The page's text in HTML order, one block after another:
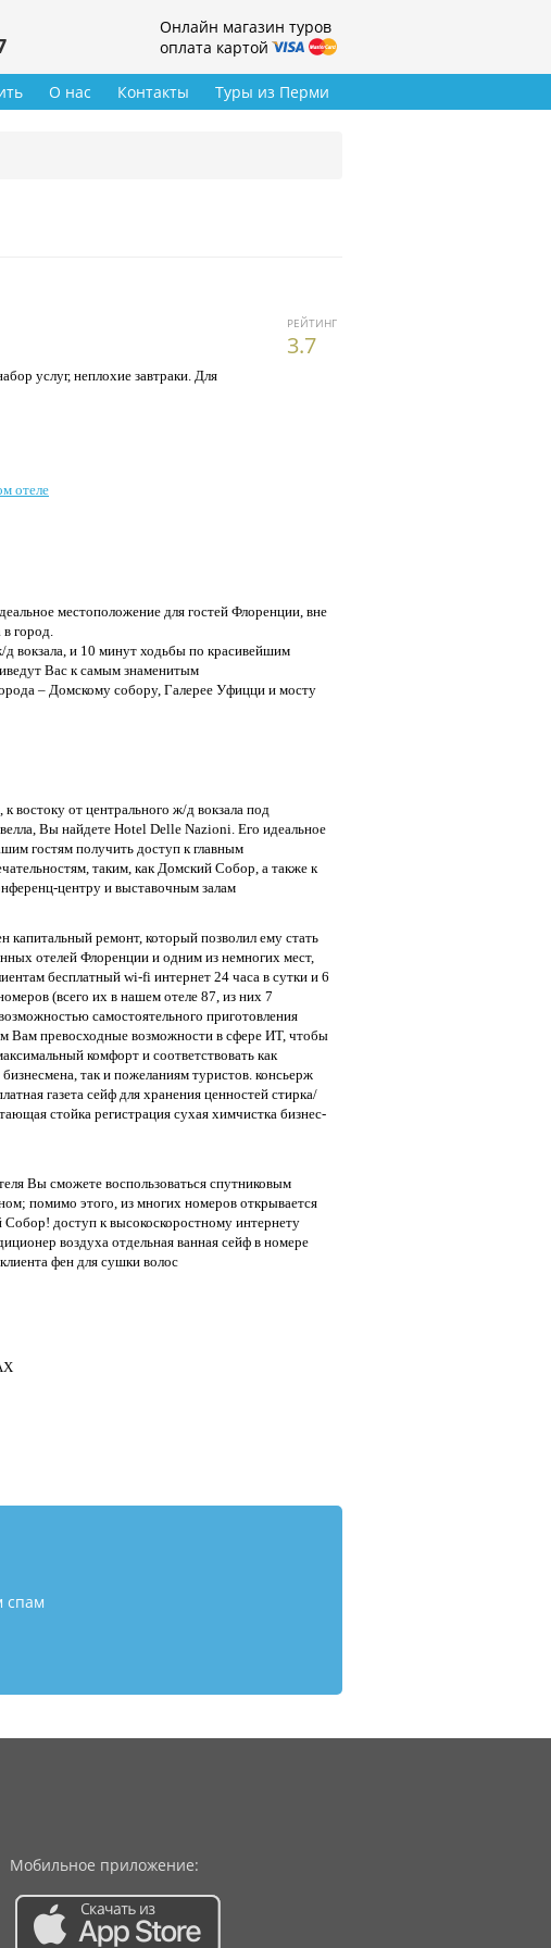
Онлайн магазин туров
оплата картой
Туры из Перми
О нас Контакты
РЕЙТИНГ
3.7
услуг, неплохие завтраки. Для
отеле
местоположение для гостей Флоренции, вне
в город.
вокзала, и 10 минут ходьбы по красивейшим
Вас к самым знаменитым
– Домскому собору, Галерее Уфицци и мосту
востоку от центрального ж/д вокзала под
Вы найдете Hotel Delle Nazioni. Его идеальное
гостям получить доступ к главным
таким, как Домский Собор, а также к
центру и выставочным залам
капитальный ремонт, который позволил ему стать
отелей Флоренции и одним из немногих мест,
бесплатный wi-fi интернет 24 часа в сутки и 6
(всего их в нашем отеле 87, из них 7
самостоятельного приготовления
Вам превосходные возможности в сфере ИТ, чтобы
комфорт и соответствовать как
так и пожеланиям туристов. консьерж
газета сейф для хранения ценностей стирка/
стойка регистрация сухая химчистка бизнес-
Вы сможете воспользоваться спутниковым
помимо этого, из многих номеров открывается
доступ к высокоскоростному интернету
воздуха отдельная ванная сейф в номере
фен для сушки волос
спам
Мобильное приложение: